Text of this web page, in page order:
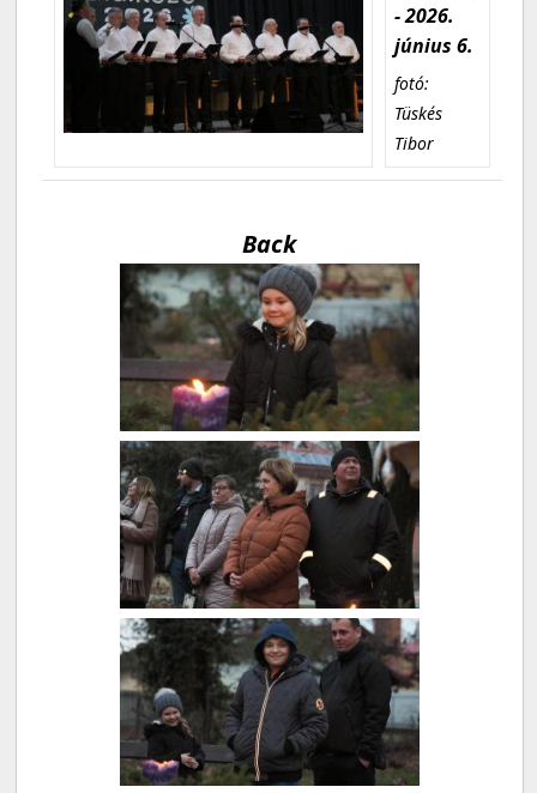
- 2026.
június 6.
fotó:
Tüskés
Tibor
Back